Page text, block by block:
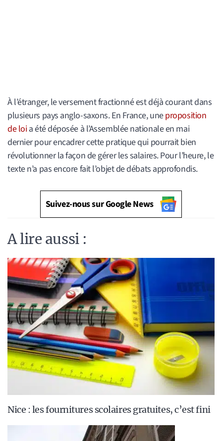
À l’étranger, le versement fractionné est déjà courant dans
plusieurs pays anglo-saxons. En France, uneproposition
de loia été déposée à l’Assemblée nationale en mai
dernier pour encadrer cette pratique qui pourrait bien
révolutionner la façon de gérer les salaires. Pour l’heure, le
texte n’a pas encore fait l’objet de débats approfondis.
Suivez-nous sur Google News
A lire aussi :
Nice : les fournitures scolaires gratuites, c’est fini